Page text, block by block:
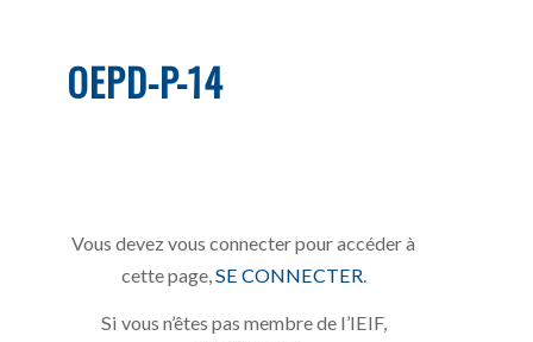
OEPD-P-14
Vous devez vous connecter pour accéder à
cette page, SE CONNECTER
Si vous n’êtes pas membre de l’IEIF,